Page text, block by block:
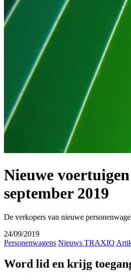
Nieuwe
september 2019
De verkopers van nieuwe
24/09/2019
Personenwagens Nieuws TRAXIO
Word lid en krijg